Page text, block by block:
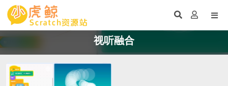
视听融合